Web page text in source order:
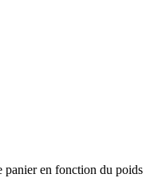
en fonction du poids